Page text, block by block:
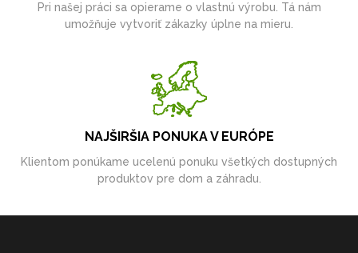
Pri našej práci sa opierame o vlastnú výrobu. Tá nám
umožňuje vytvoriť zákazky úplne na mieru.
NAJŠIRŠIA PONUKA V EURÓPE
Klientom ponúkame ucelenú ponuku všetkých dostupných
produktov pre dom a záhradu.